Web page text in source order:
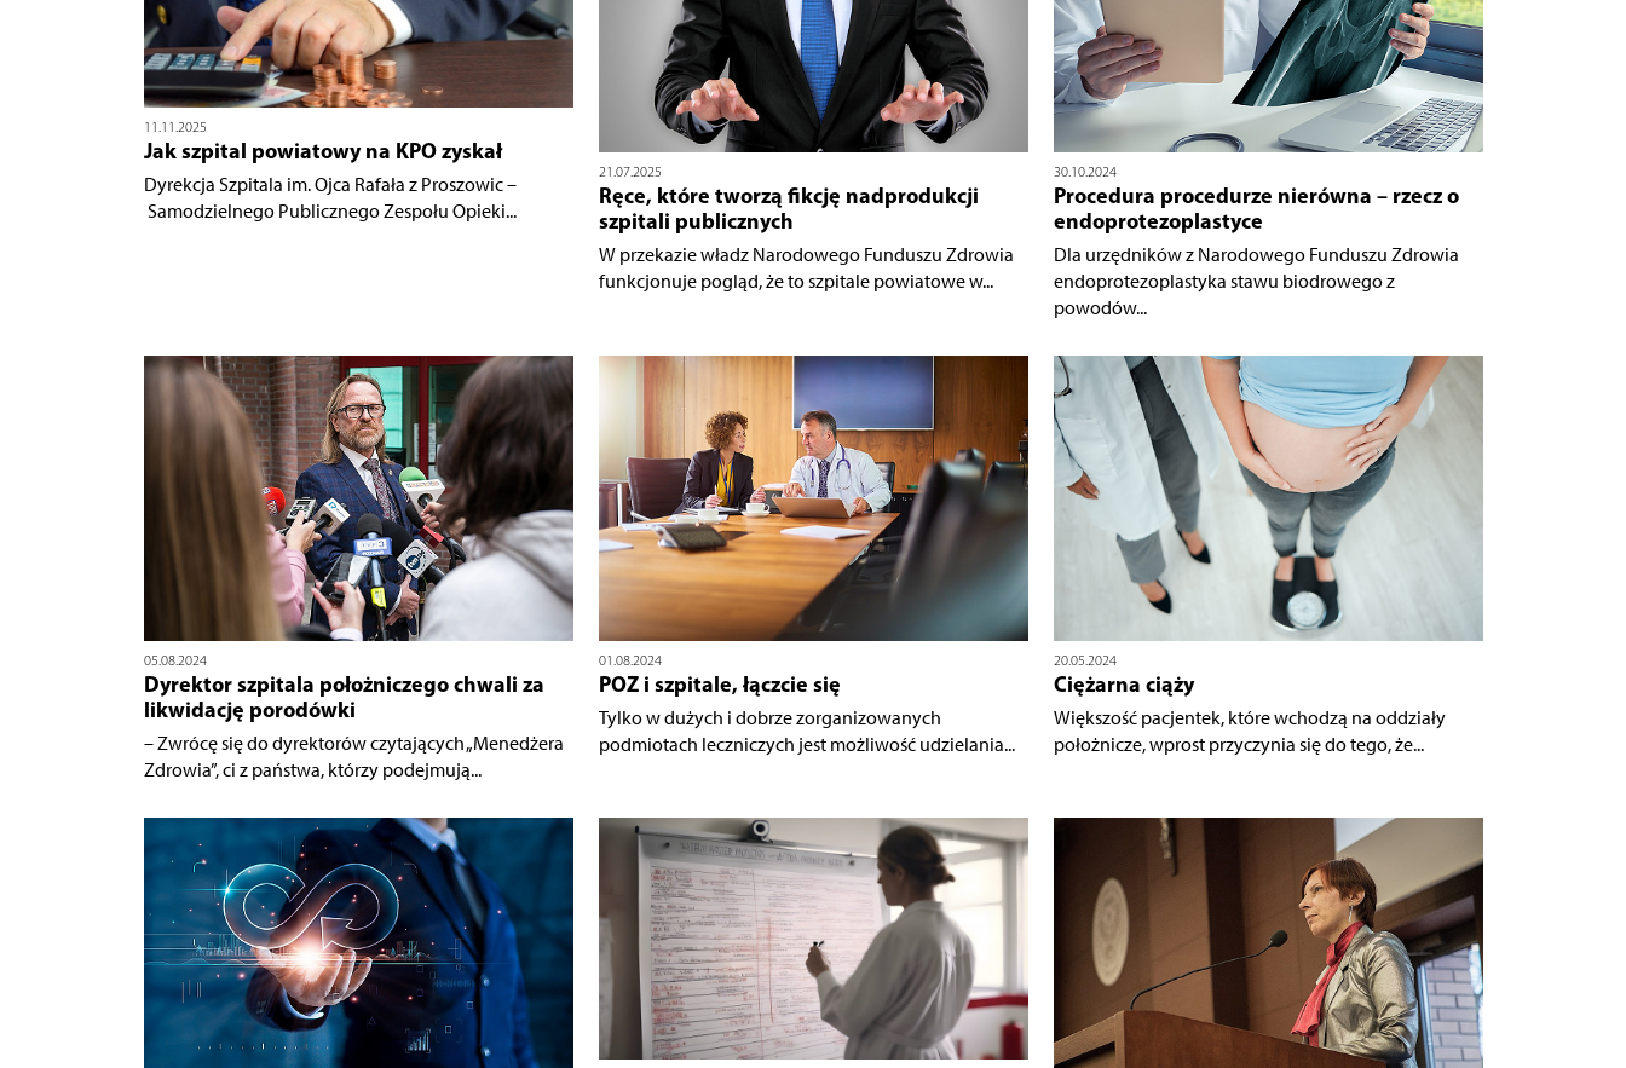
11.11.2025
Jak szpital powiatowy na KPO zyskał
Dyrekcja Szpitala im. Ojca Rafała z Proszowic –
Samodzielnego Publicznego Zespołu Opieki...
21.07.2025
Ręce, które tworzą fikcję nadprodukcji
szpitali publicznych
W przekazie władz Narodowego Funduszu Zdrowia
funkcjonuje pogląd, że to szpitale powiatowe w...
30.10.2024
Procedura procedurze nierówna – rzecz o
endoprotezoplastyce
Dla urzędników z Narodowego Funduszu Zdrowia
endoprotezoplastyka stawu biodrowego z
powodów...
05.08.2024
Dyrektor szpitala położniczego chwali za
likwidację porodówki
– Zwrócę się do dyrektorów czytających „Menedżera
Zdrowia”, ci z państwa, którzy podejmują...
01.08.2024
POZ i szpitale, łączcie się
Tylko w dużych i dobrze zorganizowanych
podmiotach leczniczych jest możliwość udzielania...
20.05.2024
Ciężarna ciąży
Większość pacjentek, które wchodzą na oddziały
położnicze, wprost przyczynia się do tego, że...